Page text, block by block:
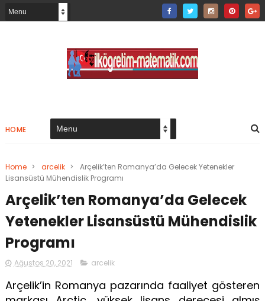
HOME
Home > arcelik >
Arçelik’ten Romanya’da Gelecek Yetenekler
Lisansüstü Mühendislik Programı
Arçelik’ten Romanya’da Gelecek
Yetenekler Lisansüstü Mühendislik
Programı
Ağustos 20, 2021 arcelik
Arçelik’in Romanya pazarında faaliyet gösteren